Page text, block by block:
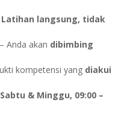
Latihan langsung, tidak
– Anda akan dibimbing
kompetensi yang diakui
& Minggu, 09:00 –